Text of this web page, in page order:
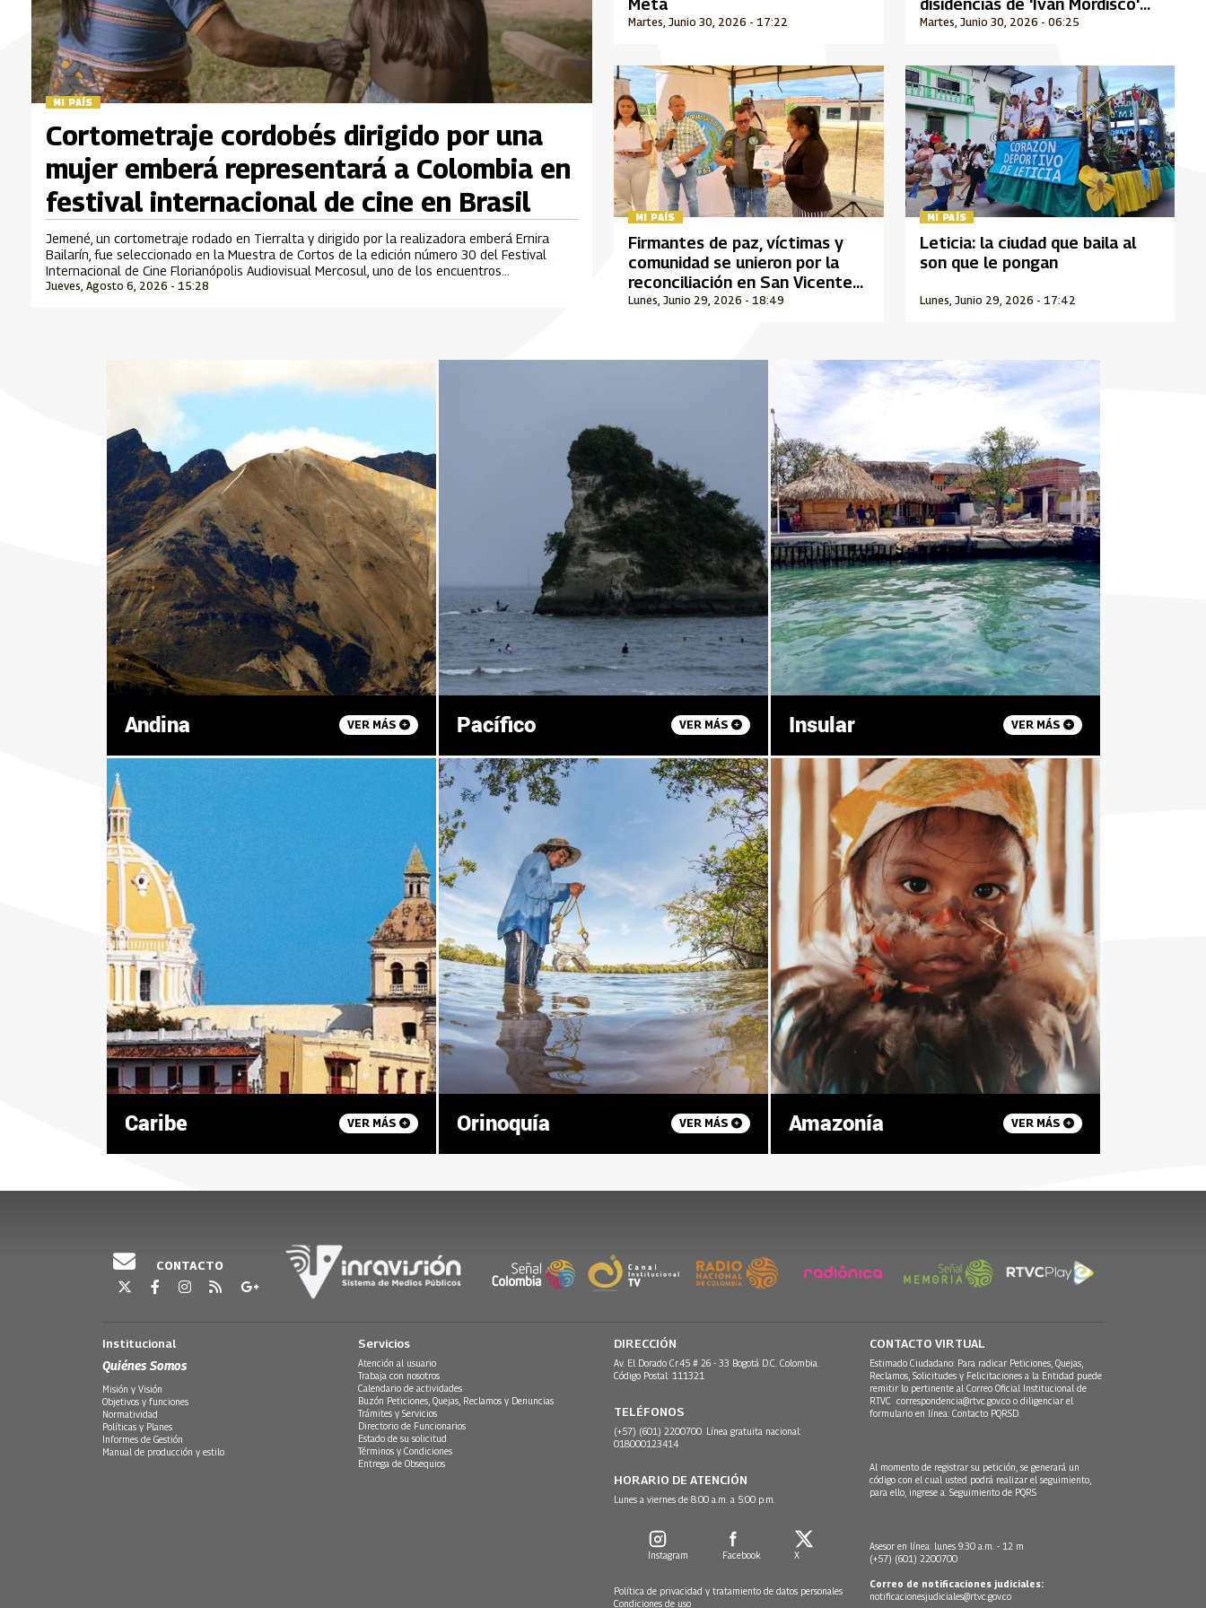
MI PAÍS
Jueves, Agosto 6, 2026 - 15:28
Cortometraje cordobés dirigido por una
mujer emberá representará a Colombia en
festival internacional de cine en Brasil
Jemené, un cortometraje rodado en Tierralta y dirigido por la realizadora emberá Ernira
Bailarín, fue seleccionado en la Muestra de Cortos de la edición número 30 del Festival
Internacional de Cine Florianópolis Audiovisual Mercosul, uno de los encuentros
cinematográficos más importantes de Suramérica que se desarrolla en Brasil.
Martes, Junio 30, 2026 - 17:22
Meta
Martes, Junio 30, 2026 - 06:25
disidencias de 'Iván Mordisco'
tras nuevo golpe militar
MI PAÍS
Lunes, Junio 29, 2026 - 18:49
Firmantes de paz, víctimas y
comunidad se unieron por la
reconciliación en San Vicente
del Caguán
MI PAÍS
Lunes, Junio 29, 2026 - 17:42
Leticia: la ciudad que baila al
son que le pongan
Andina VER MÁS Pacífico VER MÁS Insular VER MÁS
Caribe VER MÁS Orinoquía VER MÁS Amazonía VER MÁS
CONTACTO
Institucional
Quiénes Somos
Misión y Visión
Objetivos y funciones
Normatividad
Políticas y Planes
Informes de Gestión
Manual de producción y estilo
Servicios
Atención al usuario
Trabaja con nosotros
Calendario de actividades
Buzón Peticiones, Quejas, Reclamos y Denuncias
Trámites y Servicios
Directorio de Funcionarios
Estado de su solicitud
Términos y Condiciones
Entrega de Obsequios
DIRECCIÓN
Av. El Dorado Cr.45 # 26 - 33 Bogotá D.C. Colombia.
Código Postal: 111321
TELÉFONOS
(+57) (601) 2200700. Línea gratuita nacional:
018000123414
HORARIO DE ATENCIÓN
Lunes a viernes de 8:00 a.m. a 5:00 p.m.
Instagram Facebook X
Política de privacidad y tratamiento de datos personales
Condiciones de uso
CONTACTO VIRTUAL
Estimado Ciudadano: Para radicar Peticiones, Quejas,
Reclamos, Solicitudes y Felicitaciones a la Entidad puede
remitir lo pertinente al Correo Oficial Institucional de
RTVC correspondencia@rtvc.gov.co o diligenciar el
formulario en línea: Contacto PQRSD.
Al momento de registrar su petición, se generará un
código con el cual usted podrá realizar el seguimiento,
para ello, ingrese a: Seguimiento de PQRS
Asesor en línea: lunes 9:30 a.m. - 12 m
(+57) (601) 2200700
Correo de notificaciones judiciales:
notificacionesjudiciales@rtvc.gov.co